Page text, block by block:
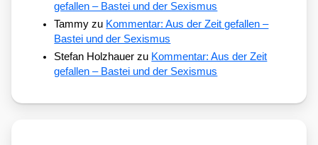
gefallen – Bastei und der Sexismus
Tammy zu Kommentar: Aus der Zeit gefallen –
Bastei und der Sexismus
Stefan Holzhauer zu Kommentar: Aus der Zeit
gefallen – Bastei und der Sexismus